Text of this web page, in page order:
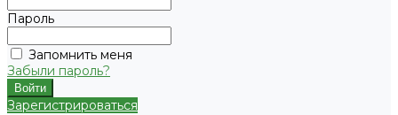
Пароль
Запомнить меня
Забыли пароль?
Зарегистрироваться